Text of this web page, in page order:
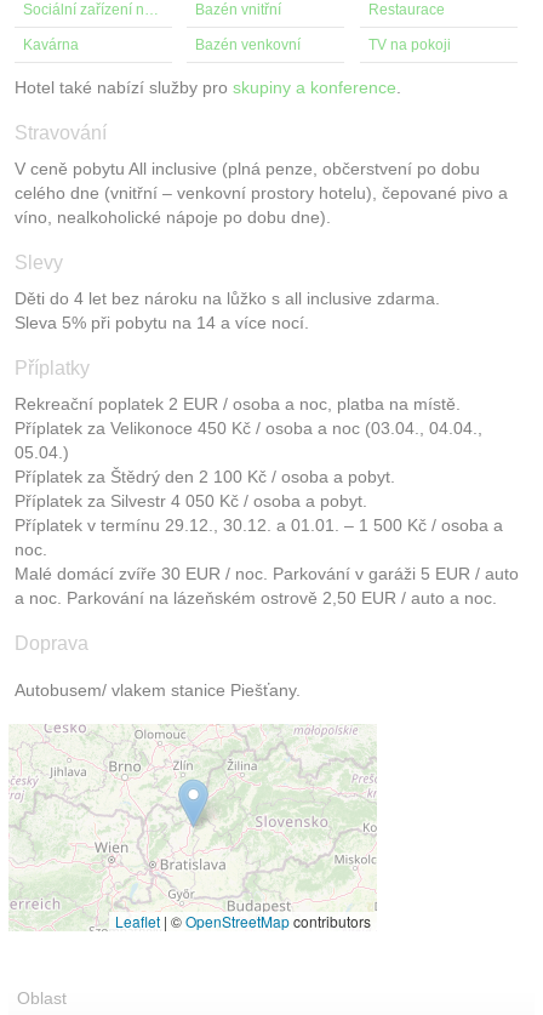
Sociální zařízení na pokoji Bazén vnitřní Restaurace
Kavárna Bazén venkovní TV na pokoji
Hotel také nabízí služby pro skupiny a konference.
Stravování
V ceně pobytu All inclusive (plná penze, občerstvení po dobu
celého dne (vnitřní – venkovní prostory hotelu), čepované pivo a
víno, nealkoholické nápoje po dobu dne).
Slevy
Děti do 4 let bez nároku na lůžko s all inclusive zdarma.
Sleva 5% při pobytu na 14 a více nocí.
Příplatky
Rekreační poplatek 2 EUR / osoba a noc, platba na místě.
Příplatek za Velikonoce 450 Kč / osoba a noc (03.04., 04.04.,
05.04.)
Příplatek za Štědrý den 2 100 Kč / osoba a pobyt.
Příplatek za Silvestr 4 050 Kč / osoba a pobyt.
Příplatek v termínu 29.12., 30.12. a 01.01. – 1 500 Kč / osoba a
noc.
Malé domácí zvíře 30 EUR / noc. Parkování v garáži 5 EUR / auto
a noc. Parkování na lázeňském ostrově 2,50 EUR / auto a noc.
Doprava
Autobusem/ vlakem stanice Piešťany.
Leaflet | ©OpenStreetMapcontributors
Oblast